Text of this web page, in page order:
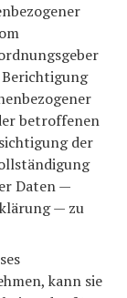
betroffenen
der
Daten —
— zu
kann sie